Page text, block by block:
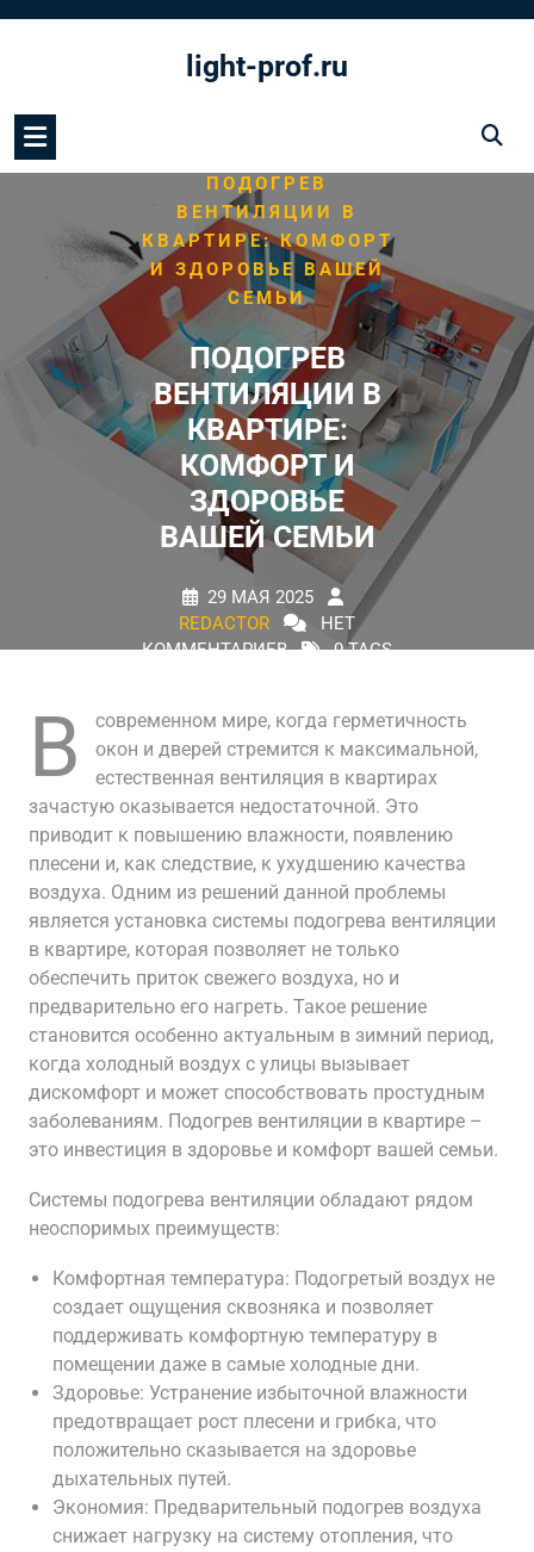
light-prof.ru
ПОДОГРЕВ
ВЕНТИЛЯЦИИ В
КВАРТИРЕ: КОМФОРТ
И ЗДОРОВЬЕ ВАШЕЙ
СЕМЬИ
ПОДОГРЕВ
ВЕНТИЛЯЦИИ В
КВАРТИРЕ:
КОМФОРТ И
ЗДОРОВЬЕ
ВАШЕЙ СЕМЬИ
29 МАЯ 2025
REDACTOR
НЕТ
КОММЕНТАРИЕВ
0 TAGS
В
современном мире, когда герметичность
окон и дверей стремится к максимальной,
естественная вентиляция в квартирах
зачастую оказывается недостаточной. Это
приводит к повышению влажности, появлению
плесени и, как следствие, к ухудшению качества
воздуха. Одним из решений данной проблемы
является установка системы подогрева вентиляции
в квартире, которая позволяет не только
обеспечить приток свежего воздуха, но и
предварительно его нагреть. Такое решение
становится особенно актуальным в зимний период,
когда холодный воздух с улицы вызывает
дискомфорт и может способствовать простудным
заболеваниям. Подогрев вентиляции в квартире –
это инвестиция в здоровье и комфорт вашей семьи.
Системы подогрева вентиляции обладают рядом
неоспоримых преимуществ:
Комфортная температура: Подогретый воздух не
создает ощущения сквозняка и позволяет
поддерживать комфортную температуру в
помещении даже в самые холодные дни.
Здоровье: Устранение избыточной влажности
предотвращает рост плесени и грибка, что
положительно сказывается на здоровье
дыхательных путей.
Экономия: Предварительный подогрев воздуха
снижает нагрузку на систему отопления, что